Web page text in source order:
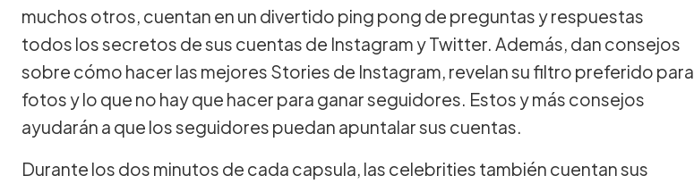
muchos otros, cuentan en un divertido ping pong de preguntas y respuestas
todos los secretos de sus cuentas de Instagram y Twitter. Además, dan consejos
sobre cómo hacer las mejores Stories de Instagram, revelan su filtro preferido para
fotos y lo que no hay que hacer para ganar seguidores. Estos y más consejos
ayudarán a que los seguidores puedan apuntalar sus cuentas.
Durante los dos minutos de cada capsula, las celebrities también cuentan sus